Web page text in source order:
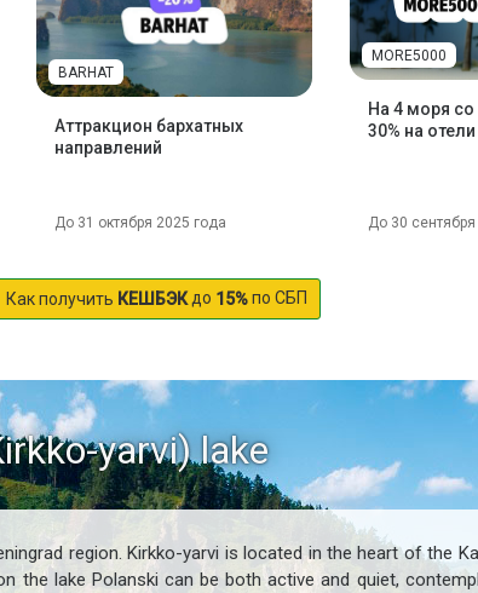
BARHAT
Аттракцион бархатных
направлений
До 31 октября 2025 года
MORE5000
На 4 моря
30% на
До 30
Как получить КЕШБЭКдо 15%по СБП
yarvi) lake
region. Kirkko-yarvi is located in the heart of the
the lake Polanski can be both active and quiet,